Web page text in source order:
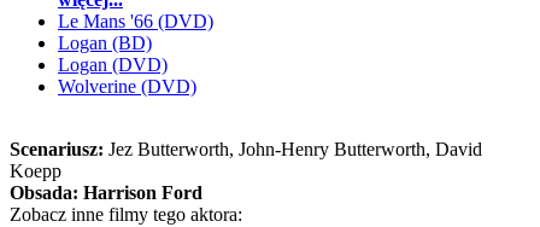
Le Mans '66 (DVD)
Logan (BD)
Logan (DVD)
Wolverine (DVD)
Scenariusz: Jez Butterworth, John-Henry Butterworth, David
Koepp
Obsada: Harrison Ford
Zobacz inne filmy tego aktora: